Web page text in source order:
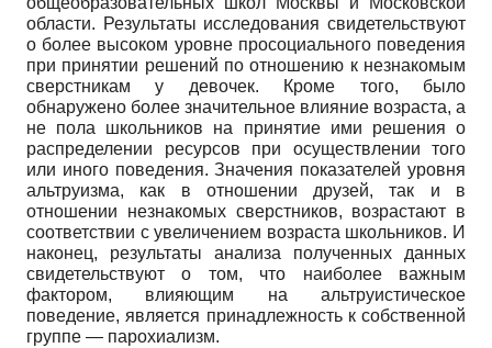
области. Результаты исследования свидетельствуют
о более высоком уровне просоциального поведения
при принятии решений по отношению к незнакомым
сверстникам у девочек. Кроме того, было
обнаружено более значительное влияние возраста, а
не пола школьников на принятие ими решения о
распределении ресурсов при осуществлении того
или иного поведения. Значения показателей уровня
альтруизма, как в отношении друзей, так и в
отношении незнакомых сверстников, возрастают в
соответствии с увеличением возраста школьников. И
наконец, результаты анализа полученных данных
свидетельствуют о том, что наиболее важным
фактором, влияющим на альтруистическое
поведение, является принадлежность к собственной
группе — парохиализм.